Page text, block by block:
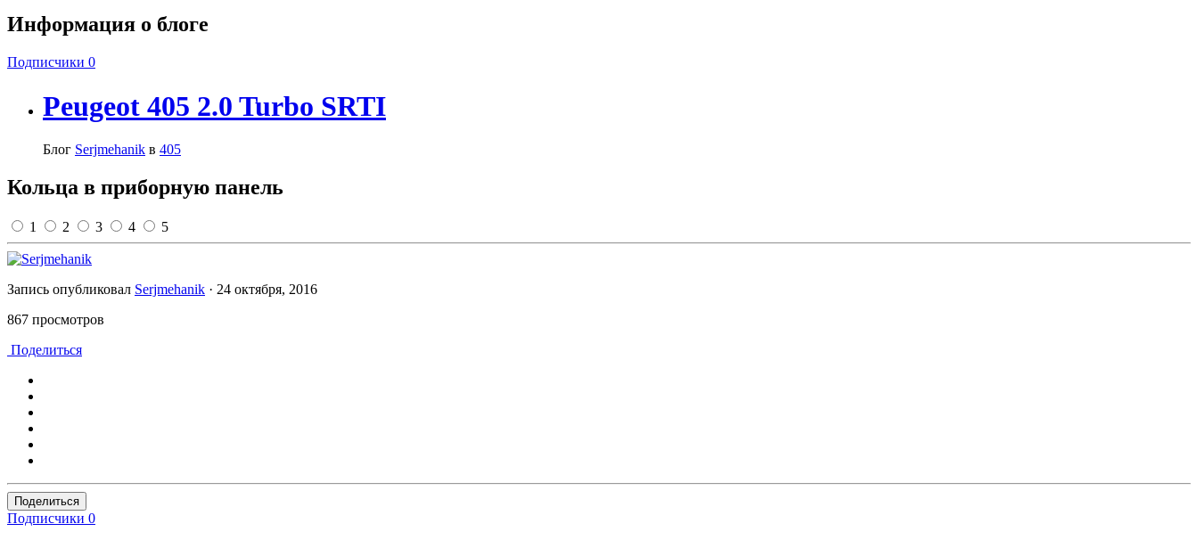
Информация о блоге
Подписчики 0
Peugeot 405 2.0 Turbo SRTI
Блог Serjmehanik в 405
Кольца в приборную панель
1 2 3 4 5
Запись опубликовал Serjmehanik · 24 октября, 2016
867 просмотров
Поделиться
Поделиться
Подписчики 0